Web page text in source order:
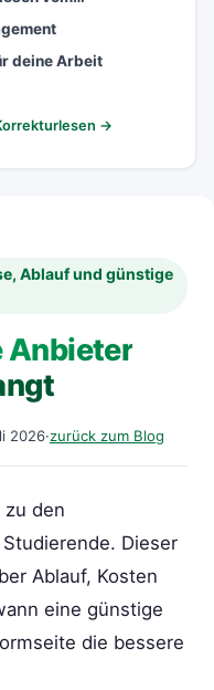
deine Arbeit
→
Ablauf und günstige
Anbieter
2026·zurück zum Blog
den
Dieser
Ablauf, Kosten
eine günstige
die bessere